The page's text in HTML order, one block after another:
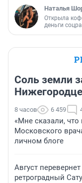
Наталья
Открыла
деньги
Соль земли
8 часов 6 459
«Мне сказали, что
Московского
личном блоге
Август
ретроградный